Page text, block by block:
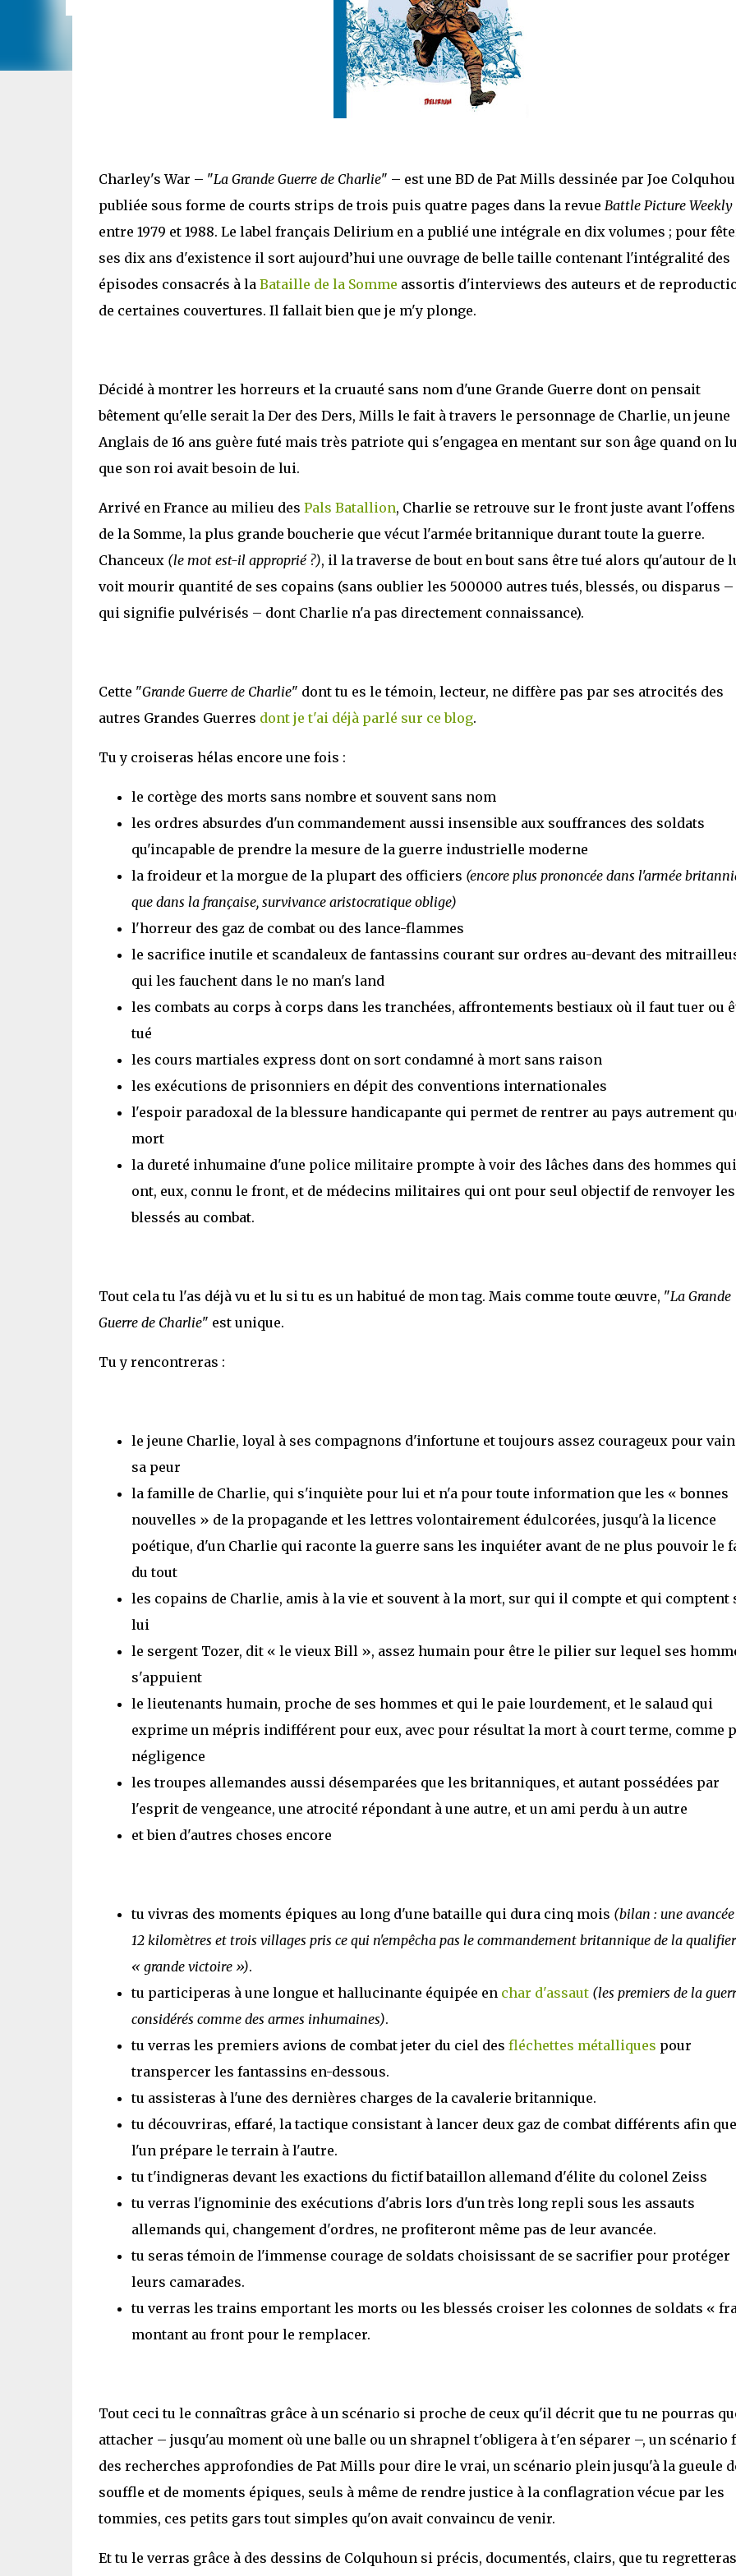
Charley's War – "La Grande Guerre de Charlie" – est une BD de Pat Mills dessinée par Joe
publiée sous forme de courts strips de trois puis quatre pages dans la revue Battle Picture Weekly
entre 1979 et 1988. Le label français Delirium en a publié une intégrale en dix volumes ; pour
ses dix ans d'existence il sort aujourd’hui une ouvrage de belle taille contenant l'intégralité des
épisodes consacrés à la Bataille de la Somme assortis d'interviews des auteurs et de
de certaines couvertures. Il fallait bien que je m'y plonge.
Décidé à montrer les horreurs et la cruauté sans nom d'une Grande Guerre dont on pensait
bêtement qu'elle serait la Der des Ders, Mills le fait à travers le personnage de Charlie, un jeune
Anglais de 16 ans guère futé mais très patriote qui s'engagea en mentant sur son âge quand on
que son roi avait besoin de lui.
Arrivé en France au milieu des Pals Batallion, Charlie se retrouve sur le front juste avant
de la Somme, la plus grande boucherie que vécut l'armée britannique durant toute la guerre.
Chanceux (le mot est-il approprié ?), il la traverse de bout en bout sans être tué alors qu'autour de
voit mourir quantité de ses copains (sans oublier les 500000 autres tués, blessés, ou disparus –
qui signifie pulvérisés – dont Charlie n'a pas directement connaissance).
Cette "Grande Guerre de Charlie" dont tu es le témoin, lecteur, ne diffère pas par ses atrocités des
autres Grandes Guerres dont je t'ai déjà parlé sur ce blog.
Tu y croiseras hélas encore une fois :
le cortège des morts sans nombre et souvent sans nom
les ordres absurdes d'un commandement aussi insensible aux souffrances des soldats
qu'incapable de prendre la mesure de la guerre industrielle moderne
la froideur et la morgue de la plupart des officiers (encore plus prononcée dans l'armée
que dans la française, survivance aristocratique oblige)
l'horreur des gaz de combat ou des lance-flammes
le sacrifice inutile et scandaleux de fantassins courant sur ordres au-devant des
qui les fauchent dans le no man's land
les combats au corps à corps dans les tranchées, affrontements bestiaux où il faut tuer ou
tué
les cours martiales express dont on sort condamné à mort sans raison
les exécutions de prisonniers en dépit des conventions internationales
l'espoir paradoxal de la blessure handicapante qui permet de rentrer au pays autrement
mort
la dureté inhumaine d'une police militaire prompte à voir des lâches dans des hommes qui
ont, eux, connu le front, et de médecins militaires qui ont pour seul objectif de renvoyer les
blessés au combat.
Tout cela tu l'as déjà vu et lu si tu es un habitué de mon tag. Mais comme toute œuvre, "La Grande
Guerre de Charlie" est unique.
Tu y rencontreras :
le jeune Charlie, loyal à ses compagnons d'infortune et toujours assez courageux pour
sa peur
la famille de Charlie, qui s'inquiète pour lui et n'a pour toute information que les « bonnes
nouvelles » de la propagande et les lettres volontairement édulcorées, jusqu'à la licence
poétique, d'un Charlie qui raconte la guerre sans les inquiéter avant de ne plus pouvoir le
du tout
les copains de Charlie, amis à la vie et souvent à la mort, sur qui il compte et qui comptent
lui
le sergent Tozer, dit « le vieux Bill », assez humain pour être le pilier sur lequel ses
s'appuient
le lieutenants humain, proche de ses hommes et qui le paie lourdement, et le salaud qui
exprime un mépris indifférent pour eux, avec pour résultat la mort à court terme, comme
négligence
les troupes allemandes aussi désemparées que les britanniques, et autant possédées par
l'esprit de vengeance, une atrocité répondant à une autre, et un ami perdu à un autre
et bien d'autres choses encore
tu vivras des moments épiques au long d'une bataille qui dura cinq mois (bilan : une avancée
12 kilomètres et trois villages pris ce qui n'empêcha pas le commandement britannique de la
« grande victoire »).
tu participeras à une longue et hallucinante équipée en char d'assaut (les premiers de la
considérés comme des armes inhumaines).
tu verras les premiers avions de combat jeter du ciel des fléchettes métalliques pour
transpercer les fantassins en-dessous.
tu assisteras à l'une des dernières charges de la cavalerie britannique.
tu découvriras, effaré, la tactique consistant à lancer deux gaz de combat différents afin que
l'un prépare le terrain à l'autre.
tu t'indigneras devant les exactions du fictif bataillon allemand d'élite du colonel Zeiss
tu verras l'ignominie des exécutions d'abris lors d'un très long repli sous les assauts
allemands qui, changement d'ordres, ne profiteront même pas de leur avancée.
tu seras témoin de l'immense courage de soldats choisissant de se sacrifier pour protéger
leurs camarades.
tu verras les trains emportant les morts ou les blessés croiser les colonnes de soldats «
montant au front pour le remplacer.
Tout ceci tu le connaîtras grâce à un scénario si proche de ceux qu'il décrit que tu ne pourras
attacher – jusqu'au moment où une balle ou un shrapnel t'obligera à t'en séparer –, un scénario
des recherches approfondies de Pat Mills pour dire le vrai, un scénario plein jusqu'à la gueule
souffle et de moments épiques, seuls à même de rendre justice à la conflagration vécue par les
tommies, ces petits gars tout simples qu'on avait convaincu de venir.
Et tu le verras grâce à des dessins de Colquhoun si précis, documentés, clairs, que tu regretteras